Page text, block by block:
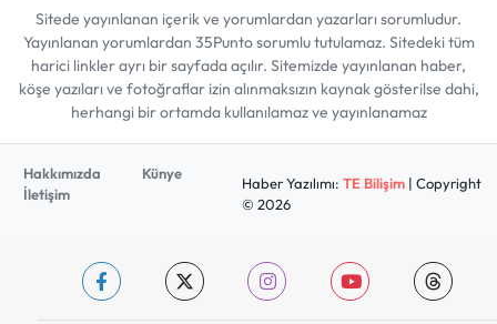
Sitede yayınlanan içerik ve yorumlardan yazarları sorumludur.
Yayınlanan yorumlardan 35Punto sorumlu tutulamaz. Sitedeki tüm
harici linkler ayrı bir sayfada açılır. Sitemizde yayınlanan haber,
köşe yazıları ve fotoğraflar izin alınmaksızın kaynak gösterilse dahi,
herhangi bir ortamda kullanılamaz ve yayınlanamaz
Hakkımızda
Künye
İletişim
Haber Yazılımı: TE Bilişim| Copyright
© 2026